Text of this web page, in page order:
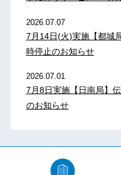
2026.07.07
7月14日(火)実施【都城
時停止のお知らせ
2026.07.01
7月8日実施【日南局】
のお知らせ